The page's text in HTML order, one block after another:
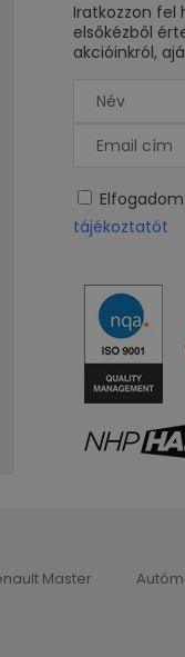
Iratkozzon fel
elsőkézből
akcióinkról,
tájékoztatót
Master